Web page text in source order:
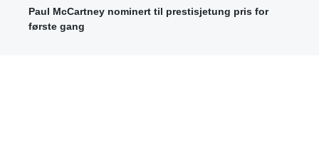
Paul McCartney nominert til prestisjetung pris for
første gang